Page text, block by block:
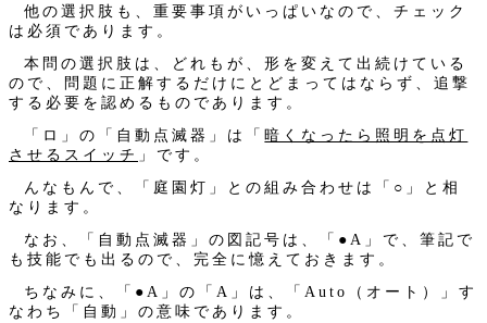
他の選択肢も、重要事項がいっぱいなので、チェック
は必須であります。
本問の選択肢は、どれもが、形を変えて出続けている
ので、問題に正解するだけにとどまってはならず、追撃
する必要を認めるものであります。
「ロ」の「自動点滅器」は「暗くなったら照明を点灯
させるスイッチ 」です。
んなもんで、「庭園灯」との組み合わせは「○」と相
なります。
なお、「自動点滅器」の図記号は、「●A」で、筆記で
も技能でも出るので、完全に憶えておきます。
ちなみに、「●A」の「A」は、「Auto（オート）」す
なわち「自動」の意味であります。